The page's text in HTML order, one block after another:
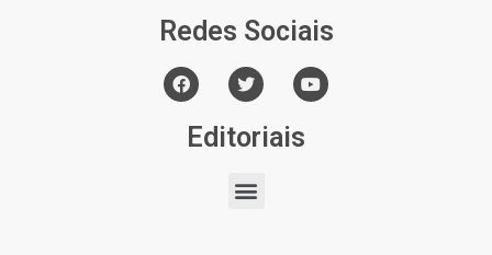
Redes Sociais
Editoriais